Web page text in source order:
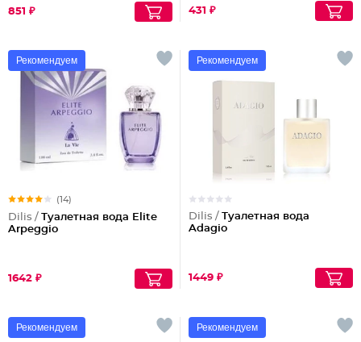
851 ₽ 431 ₽
Рекомендуем
(14)
Dilis / Туалетная вода Elite
Arpeggio
1642 ₽
Рекомендуем
Dilis / Туалетная вода
Adagio
1449 ₽
Рекомендуем Рекомендуем